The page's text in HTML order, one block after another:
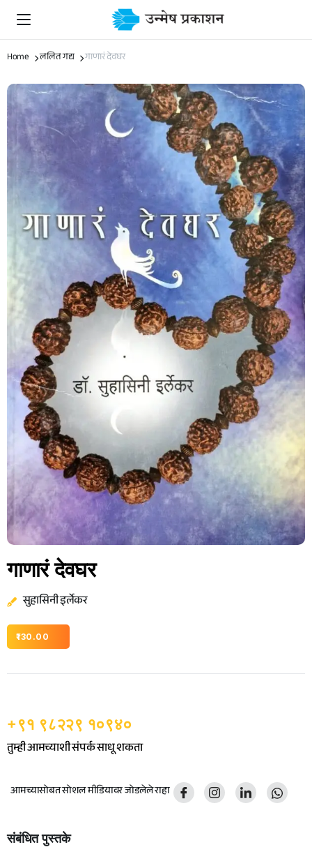
Home ललित गद्य गाणारं देवघर
गाणारं देवघर
सुहासिनी इर्लेकर
130.00
+९१ ९८२२९ १०९४०
तुम्ही आमच्याशी संपर्क साधू शकता
आमच्यासोबत सोशल मीडियावर जोडलेले राहा
संबंधित पुस्तके